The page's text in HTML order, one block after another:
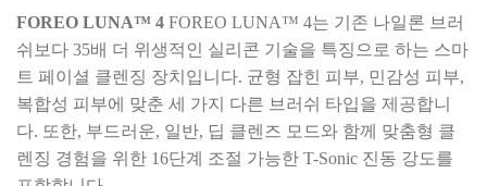
FOREO LUNA™ 4 FOREO LUNA™ 4는 기존 나일론 브러
쉬보다 35배 더 위생적인 실리콘 기술을 특징으로 하는 스마
트 페이셜 클렌징 장치입니다. 균형 잡힌 피부, 민감성 피부,
복합성 피부에 맞춘 세 가지 다른 브러쉬 타입을 제공합니
다. 또한, 부드러운, 일반, 딥 클렌즈 모드와 함께 맞춤형 클
렌징 경험을 위한 16단계 조절 가능한 T-Sonic 진동 강도를